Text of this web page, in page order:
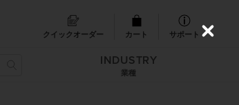
クイックオーダー カート サポート
INDUSTRY
業種
C